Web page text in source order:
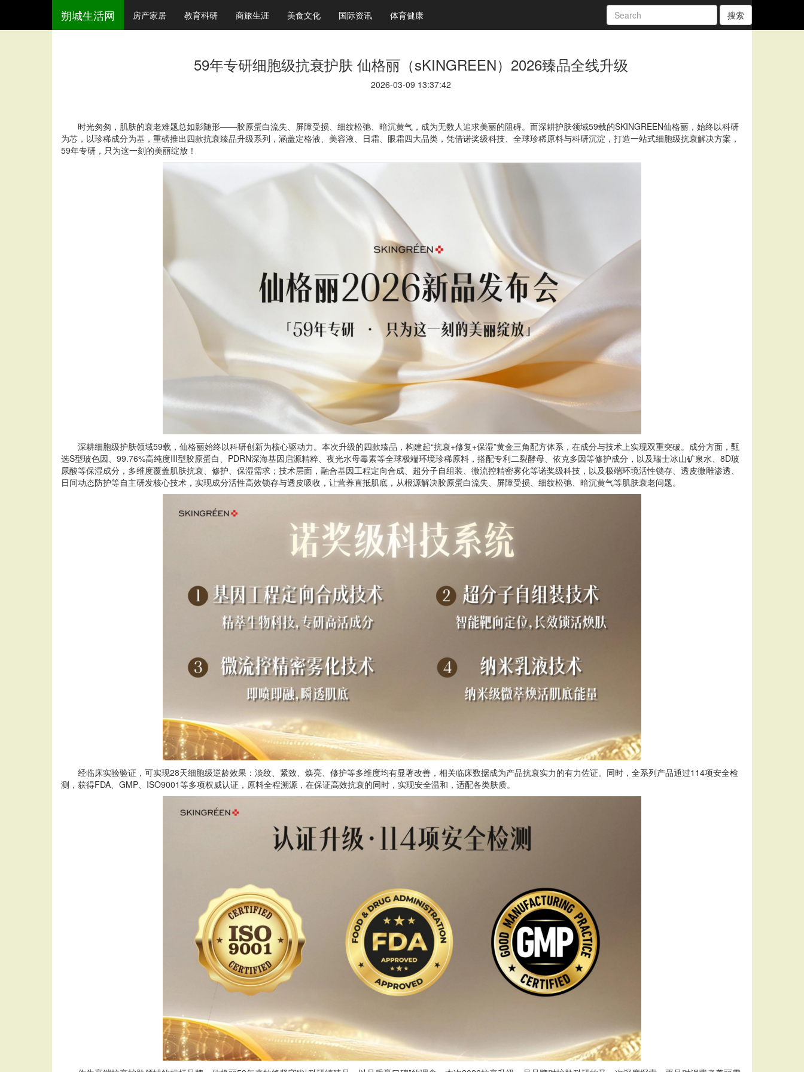
朔城生活网 房产家居 教育科研 商旅生涯 美食文化 国际资讯 体育健康 搜索
59年专研细胞级抗衰护肤 仙格丽（sKINGREEN）2026臻品全线升级
2026-03-09 13:37:42
时光匆匆，肌肤的衰老难题总如影随形——胶原蛋白流失、屏障受损、细纹松弛、暗沉黄气，成为无数人追求美丽的阻碍。而深耕护肤领域59载的SKINGREEN仙格丽，始终以科研
为芯，以珍稀成分为基，重磅推出四款抗衰臻品升级系列，涵盖定格液、美容液、日霜、眼霜四大品类，凭借诺奖级科技、全球珍稀原料与科研沉淀，打造一站式细胞级抗衰解决方案，
59年专研，只为这一刻的美丽绽放！
深耕细胞级护肤领域59载，仙格丽始终以科研创新为核心驱动力。本次升级的四款臻品，构建起“抗衰+修复+保湿”黄金三角配方体系，在成分与技术上实现双重突破。成分方面，甄
选S型玻色因、99.76%高纯度III型胶原蛋白、PDRN深海基因启源精粹、夜光水母毒素等全球极端环境珍稀原料，搭配专利二裂酵母、依克多因等修护成分，以及瑞士冰山矿泉水、8D玻
尿酸等保湿成分，多维度覆盖肌肤抗衰、修护、保湿需求；技术层面，融合基因工程定向合成、超分子自组装、微流控精密雾化等诺奖级科技，以及极端环境活性锁存、透皮微雕渗透、
日间动态防护等自主研发核心技术，实现成分活性高效锁存与透皮吸收，让营养直抵肌底，从根源解决胶原蛋白流失、屏障受损、细纹松弛、暗沉黄气等肌肤衰老问题。
经临床实验验证，可实现28天细胞级逆龄效果：淡纹、紧致、焕亮、修护等多维度均有显著改善，相关临床数据成为产品抗衰实力的有力佐证。同时，全系列产品通过114项安全检
测，获得FDA、GMP、ISO9001等多项权威认证，原料全程溯源，在保证高效抗衰的同时，实现安全温和，适配各类肤质。